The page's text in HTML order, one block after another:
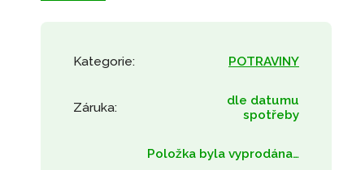
Kategorie: POTRAVINY
Záruka:
dle datumu
spotřeby
Položka byla vyprodána…